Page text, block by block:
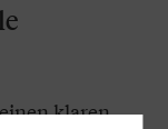
klaren